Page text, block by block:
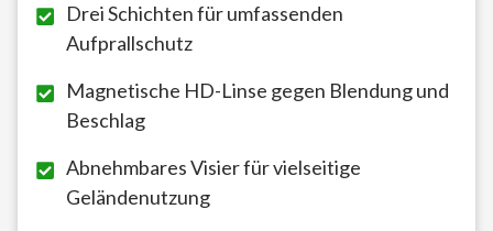
Drei Schichten für umfassenden
Aufprallschutz
Magnetische HD-Linse gegen Blendung und
Beschlag
Abnehmbares Visier für vielseitige
Geländenutzung